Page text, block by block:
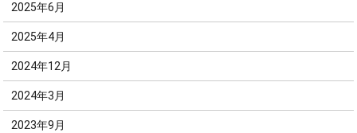
2025年6月
2025年4月
2024年12月
2024年3月
2023年9月